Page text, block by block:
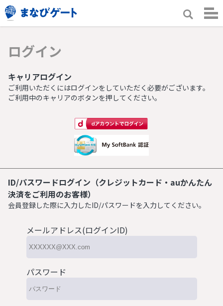
ログイン
キャリアログイン
ご利用いただくにはログインをしていただく必要がございます。
ご利用中のキャリアのボタンを押してください。
ID/パスワードログイン（クレジットカード・auかんたん
決済をご利用のお客様）
会員登録した際に入力したID/パスワードを入力してください。
メールアドレス(ログインID)
パスワード